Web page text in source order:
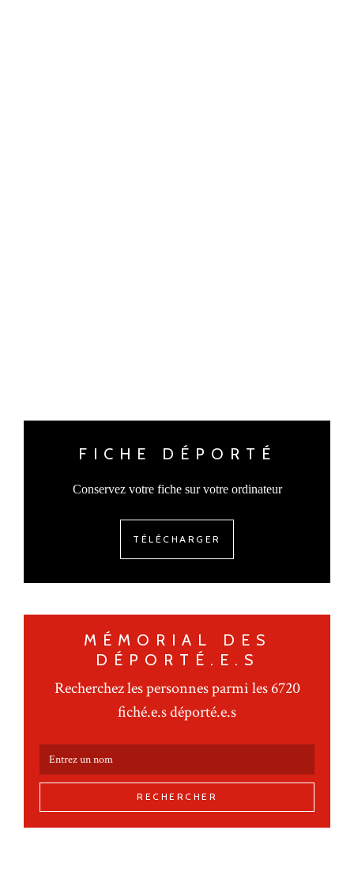
FICHE DÉPORTÉ
Conservez votre fiche sur votre ordinateur
TÉLÉCHARGER
MÉMORIAL DES
DÉPORTÉ.E.S
Recherchez les personnes parmi les 6720
fiché.e.s déporté.e.s
RECHERCHER